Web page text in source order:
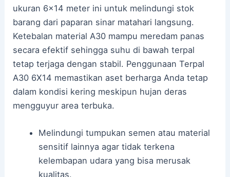
ukuran 6×14 meter ini untuk melindungi stok
barang dari paparan sinar matahari langsung.
Ketebalan material A30 mampu meredam panas
secara efektif sehingga suhu di bawah terpal
tetap terjaga dengan stabil. Penggunaan Terpal
A30 6X14 memastikan aset berharga Anda tetap
dalam kondisi kering meskipun hujan deras
mengguyur area terbuka.
Melindungi tumpukan semen atau material
sensitif lainnya agar tidak terkena
kelembapan udara yang bisa merusak
kualitas.